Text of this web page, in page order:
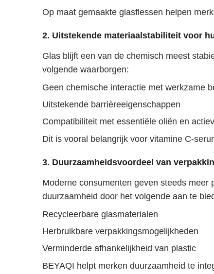
Op maat gemaakte glasflessen helpen
2. Uitstekende materiaalstabiliteit voor
Glas blijft een van de chemisch meest
volgende waarborgen:
Geen chemische interactie met werkzame
Uitstekende barrièreeigenschappen
Compatibiliteit met essentiële oliën en
Dit is vooral belangrijk voor vitamine C-
3. Duurzaamheidsvoordeel van
Moderne consumenten geven steeds
duurzaamheid door het volgende aan te
Recycleerbare glasmaterialen
Herbruikbare verpakkingsmogelijkheden
Verminderde afhankelijkheid van plastic
BEYAQI helpt merken duurzaamheid te